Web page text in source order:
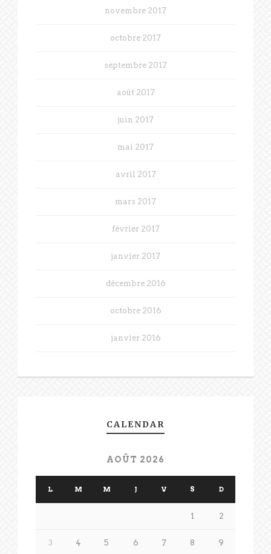
novembre 2017
octobre 2017
septembre 2017
août 2017
juin 2017
mai 2017
avril 2017
mars 2017
février 2017
janvier 2017
décembre 2016
octobre 2016
janvier 2016
CALENDAR
AOÛT 2026
L M M J V S D
1 2
3 4 5 6 7 8 9